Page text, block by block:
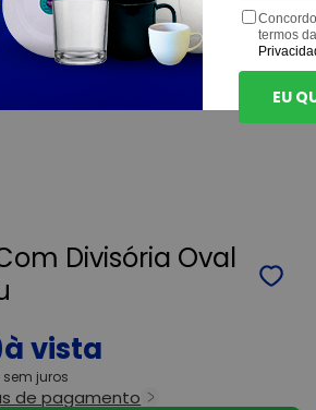
Divisória Oval
sem juros
de pagamento
termos
EU